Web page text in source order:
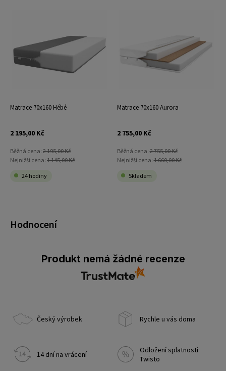
Hodnocení
Produkt nemá žádné recenze
Matrace 70x160 Hébé
2 195,00 Kč
Běžná cena: 2 195,00 Kč
Nejnižší cena: 1 145,00 Kč
24 hodiny
Matrace 70x160 Aurora
2 755,00 Kč
Běžná cena:2 755,00 Kč
Nejnižší cena:1 660,00 Kč
Skladem
Český výrobek Rychle u vás doma
14 dní na vrácení
Odložení splatnosti
Twisto